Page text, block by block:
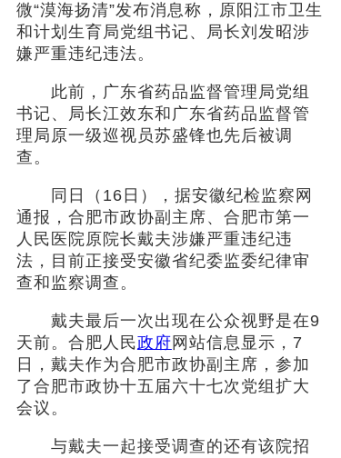
微“漠海扬清”发布消息称，原阳江市卫生
和计划生育局党组书记、局长刘发昭涉
嫌严重违纪违法。
此前，广东省药品监督管理局党组
书记、局长江效东和广东省药品监督管
理局原一级巡视员苏盛锋也先后被调
查。
同日（16日），据安徽纪检监察网
通报，合肥市政协副主席、合肥市第一
人民医院原院长戴夫涉嫌严重违纪违
法，目前正接受安徽省纪委监委纪律审
查和监察调查。
戴夫最后一次出现在公众视野是在9
天前。合肥人民政府 网站信息显示，7
日，戴夫作为合肥市政协副主席，参加
了合肥市政协十五届六十七次党组扩大
会议。
与戴夫一起接受调查的还有该院招